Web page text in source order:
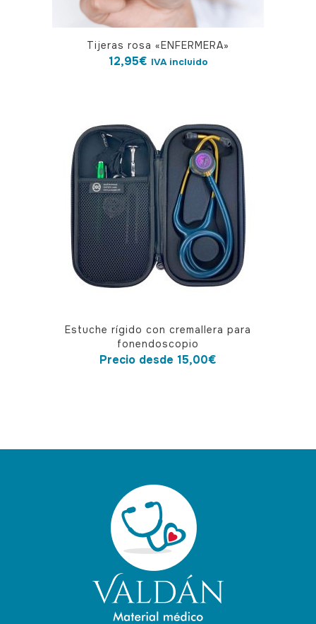
Tijeras rosa «ENFERMERA»
12,95€ IVA incluido
se
producto
Estuche rígido con cremallera para
fonendoscopio
Precio desde 15,00€